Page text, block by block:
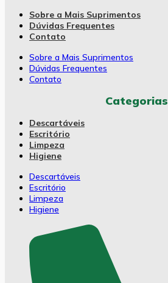
Sobre a Mais Suprimentos
Dúvidas Frequentes
Contato
Sobre a Mais Suprimentos
Dúvidas Frequentes
Contato
Categorias
Descartáveis
Escritório
Limpeza
Higiene
Descartáveis
Escritório
Limpeza
Higiene